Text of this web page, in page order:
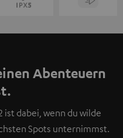
Abenteuern
ist dabei, wenn du wilde
Spots unternimmst.